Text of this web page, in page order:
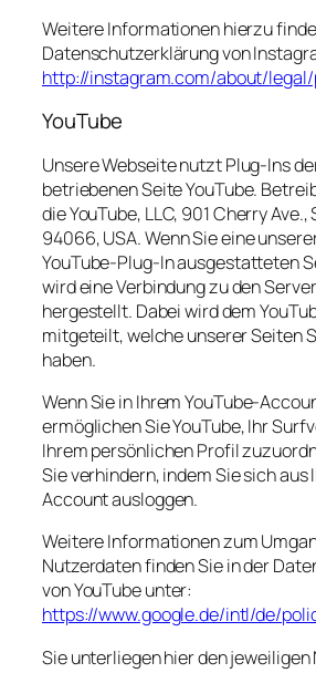
Weitere Informationen hierzu
Datenschutzerklärung von
http://instagram.com/about/
YouTube
Unsere Webseite nutzt Plug-Ins
betriebenen Seite YouTube.
die YouTube, LLC, 901 Cherry Ave.,
94066, USA. Wenn Sie eine
YouTube-Plug-In ausgestatteten
wird eine Verbindung zu den
hergestellt. Dabei wird dem
mitgeteilt, welche unserer Seiten
haben.
Wenn Sie in Ihrem YouTube-
ermöglichen Sie YouTube, Ihr
Ihrem persönlichen Profil
Sie verhindern, indem Sie sich aus
Account ausloggen.
Weitere Informationen zum
Nutzerdaten finden Sie in der
von YouTube unter:
https://www.google.de/intl/de/
Sie unterliegen hier den